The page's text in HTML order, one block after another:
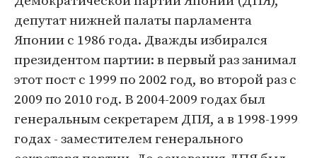
депутат нижней палаты парламента
Японии с 1986 года. Дважды избирался
президентом партии: в первый раз занимал
этот пост с 1999 по 2002 год, во второй раз с
2009 по 2010 год. В 2004-2009 годах был
генеральным секретарем ДПЯ, а в 1998-1999
годах - заместителем генерального